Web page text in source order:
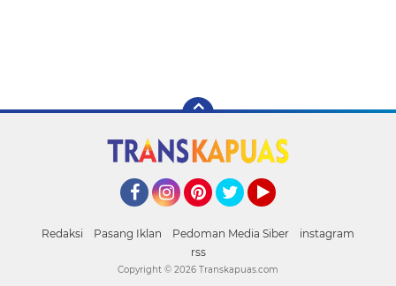
Redaksi Pasang Iklan Pedoman Media Siber
instagram
rss
Copyright © 2026 Transkapuas.com